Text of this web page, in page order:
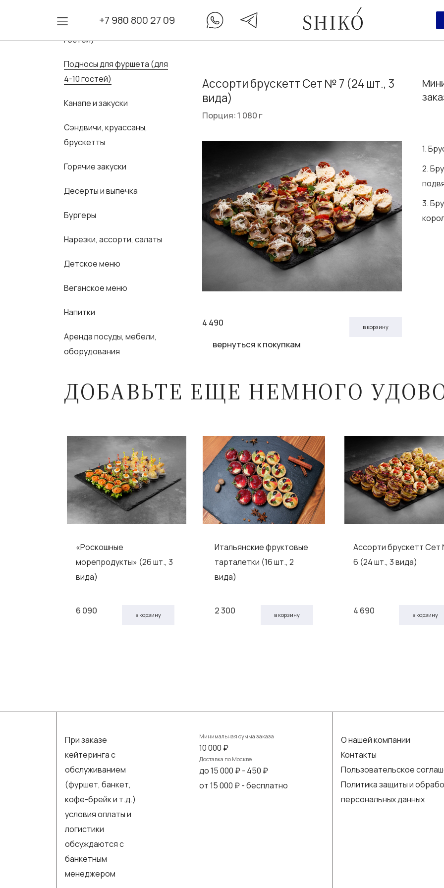
+7 980 800 27 09
Сеты для фуршета (для 10-30
гостей)
Подносы для фуршета (для
4-10 гостей)
Канапе и закуски
Сэндвичи, круассаны,
брускетты
Горячие закуски
Десерты и выпечка
Бургеры
Нарезки, ассорти, салаты
Детское меню
Веганское меню
Напитки
Аренда посуды, мебели,
оборудования
Ассорти брускетт Сет № 7 (24 шт., 3
вида)
Порция: 1 080 г
4 490 в корзину
вернуться к покупкам
1.
2.
3.
ДОБАВЬТЕ ЕЩЕ НЕМНОГО
«Роскошные
морепродукты» (26 шт., 3
вида)
6 090 в корзину
Итальянские фруктовые
тарталетки (16 шт., 2
вида)
2 300 в корзину
Ассорти брускетт
6 (24 шт., 3 вида)
4 690 в корзину
При заказе
кейтеринга с
обслуживанием
(фуршет, банкет,
кофе-брейк и т.д.)
условия оплаты и
логистики
обсуждаются с
банкетным
менеджером
Минимальная сумма заказа
10 000 ₽
Доставка по Москве
до 15 000 ₽ - 450 ₽
от 15 000 ₽ - бесплатно
О нашей компании
Контакты
Пользовательское
Политика защиты и
персональных данных